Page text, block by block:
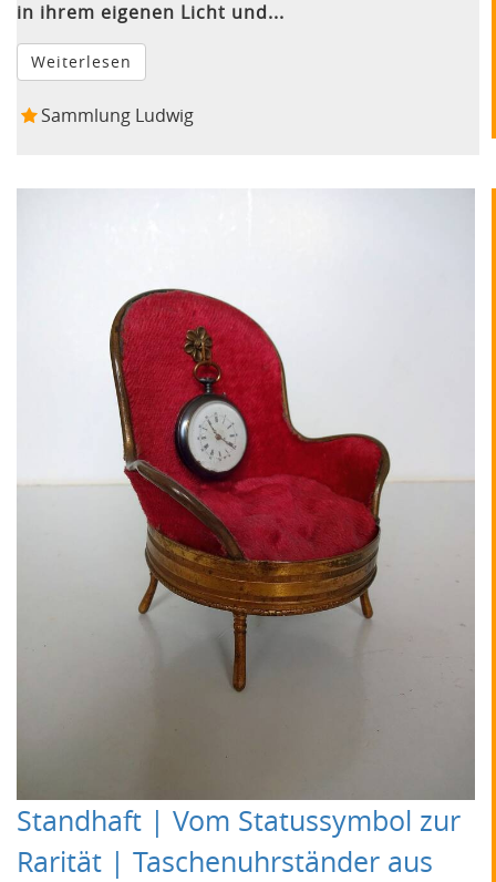
in ihrem eigenen Licht und...
Weiterlesen
Sammlung Ludwig
Standhaft | Vom Statussymbol zur
Rarität | Taschenuhrständer aus